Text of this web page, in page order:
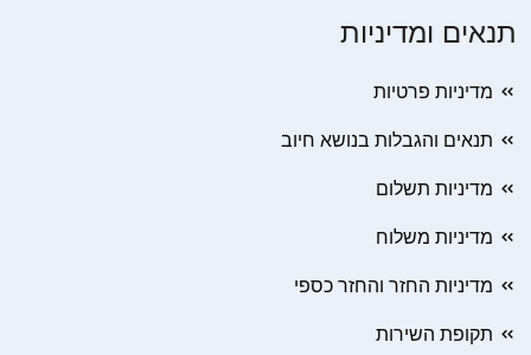
תנאים ומדיניות
מדיניות פרטיות
תנאים והגבלות בנושא חיוב
מדיניות תשלום
מדיניות משלוח
מדיניות החזר והחזר כספי
תקופת השירות